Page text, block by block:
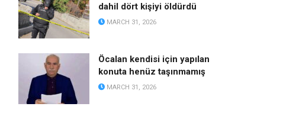
dahil dört kişiyi öldürdü
MARCH 31, 2026
Öcalan kendisi için yapılan
konuta henüz taşınmamış
MARCH 31, 2026